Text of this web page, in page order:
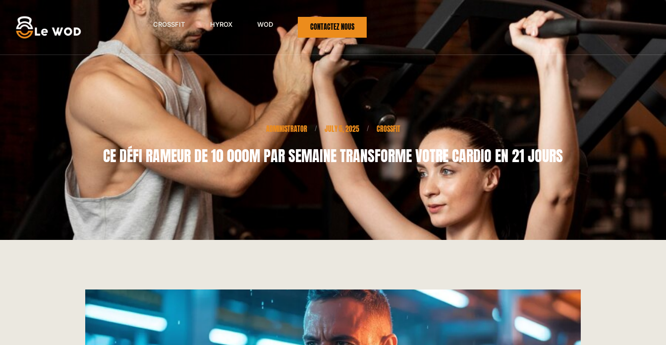
CROSSFIT HYROX WOD CONTACTEZ NOUS
ADMINISTRATOR / JULY 5, 2025 / CROSSFIT
CE DÉFI RAMEUR DE 10 000M PAR SEMAINE TRANSFORME VOTRE CARDIO EN 21 JOURS